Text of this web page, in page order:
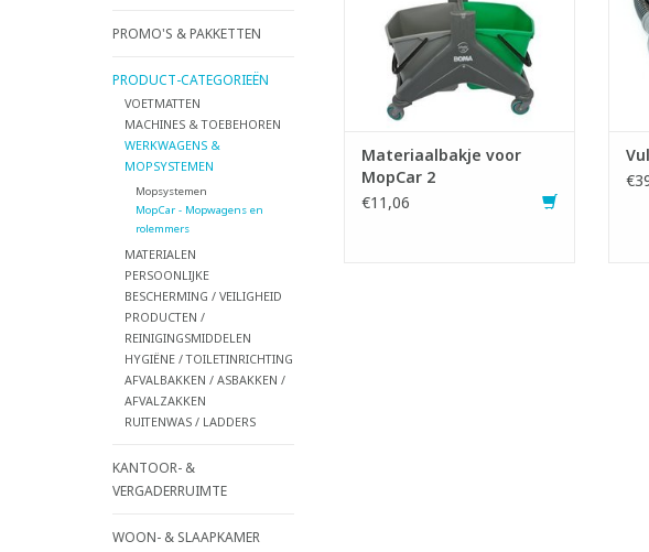
PROMO'S & PAKKETTEN
PRODUCT-CATEGORIEËN
VOETMATTEN
MACHINES & TOEBEHOREN
WERKWAGENS &
MOPSYSTEMEN
Mopsystemen
MopCar - Mopwagens en
rolemmers
MATERIALEN
PERSOONLIJKE
BESCHERMING / VEILIGHEID
PRODUCTEN /
REINIGINGSMIDDELEN
HYGIËNE / TOILETINRICHTING
AFVALBAKKEN / ASBAKKEN /
AFVALZAKKEN
RUITENWAS / LADDERS
KANTOOR- &
VERGADERRUIMTE
WOON- & SLAAPKAMER
Materiaalbakje voor
MopCar 2
€11,06